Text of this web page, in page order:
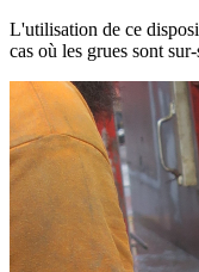
L'utilisation de ce
cas où les grues sont